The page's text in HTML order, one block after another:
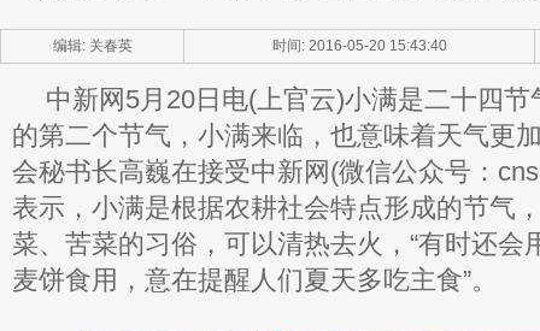
编辑: 关春英 时间: 2016-05-20 15:43:40
中新网5月20日电(上官云)小满是二十四
的第二个节气，小满来临，也意味着天气更
会秘书长高巍在接受中新网(微信公众号：
表示，小满是根据农耕社会特点形成的节气
菜、苦菜的习俗，可以清热去火，“有时还会
麦饼食用，意在提醒人们夏天多吃主食”。